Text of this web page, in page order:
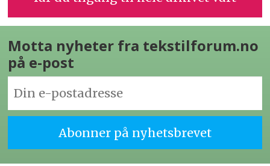
Motta nyheter fra tekstilforum.no
på e-post